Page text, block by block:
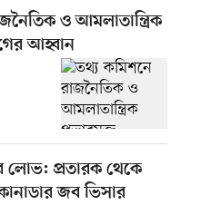
ও আমলাতান্ত্রিক
আহ্বান
লোভ: প্রতারক থেকে
জব ভিসার